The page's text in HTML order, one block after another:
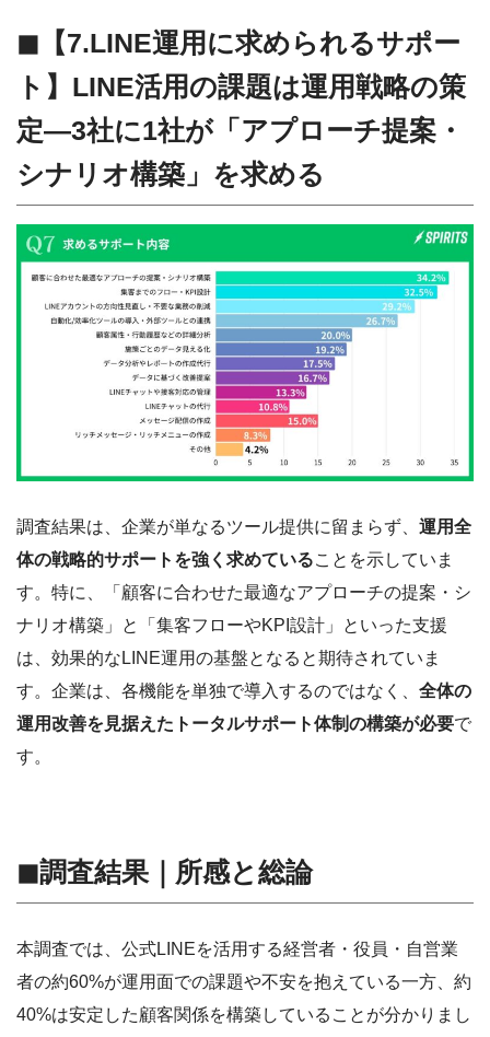
◼︎【7.LINE運用に求められるサポー
ト】LINE活用の課題は運用戦略の策
定―3社に1社が「アプローチ提案・
シナリオ構築」を求める
調査結果は、企業が単なるツール提供に留まらず、 運用全
体の戦略的サポートを強く求めていることを示していま
す。特に、「顧客に合わせた最適なアプローチの提案・シ
ナリオ構築」と「集客フローやKPI設計」といった支援
は、効果的なLINE運用の基盤となると期待されていま
す。企業は、各機能を単独で導入するのではなく、 全体の
運用改善を見据えたトータルサポート体制の構築が必要で
す。
◼︎調査結果｜所感と総論
本調査では、公式LINEを活用する経営者・役員・自営業
者の約60%が運用面での課題や不安を抱えている一方、約
40%は安定した顧客関係を構築していることが分かりまし